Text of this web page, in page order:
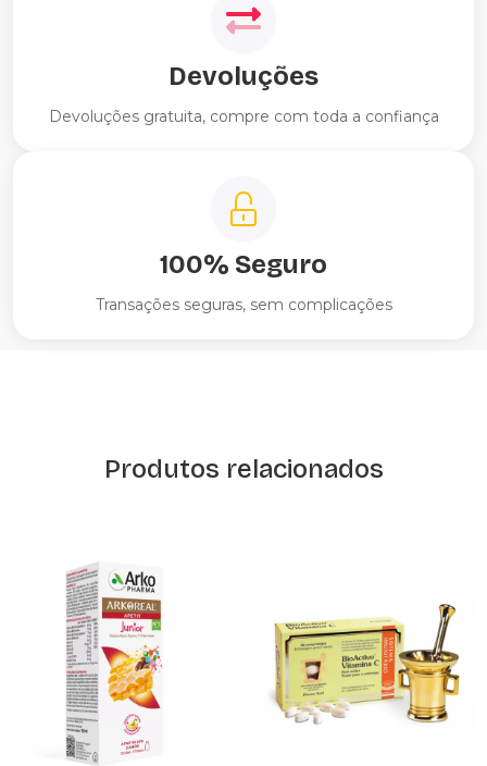
Devoluções
Devoluções gratuita, compre com toda a confiança
100% Seguro
Transações seguras, sem complicações
Produtos relacionados